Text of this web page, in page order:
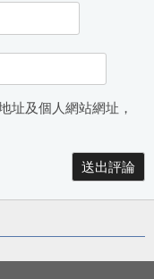
址及個人網站網址，